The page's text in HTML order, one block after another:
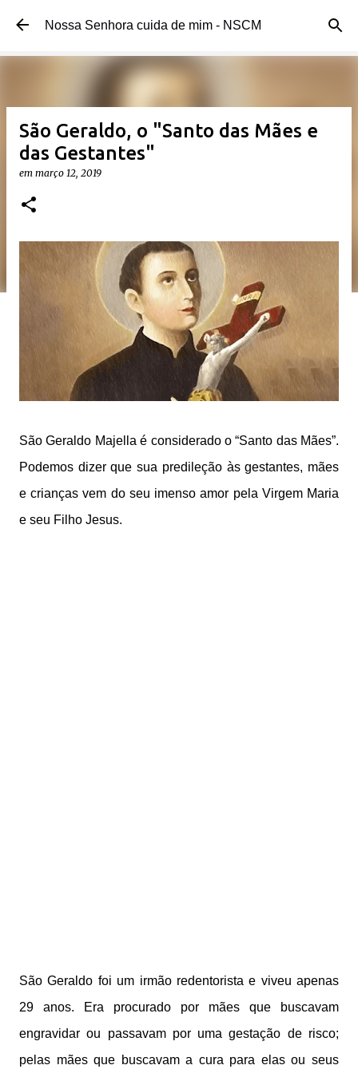
Pular para o conteúdo principal
Nossa Senhora cuida de mim - NSCM
São Geraldo, o "Santo das Mães e
das Gestantes"
em março 12, 2019
São Geraldo Majella é considerado o “Santo das Mães”.
Podemos dizer que sua predileção às gestantes, mães
e crianças vem do seu imenso amor pela Virgem Maria
e seu Filho Jesus.
São Geraldo foi um irmão redentorista e viveu apenas
29 anos. Era procurado por mães que buscavam
engravidar ou passavam por uma gestação de risco;
pelas mães que buscavam a cura para elas ou seus